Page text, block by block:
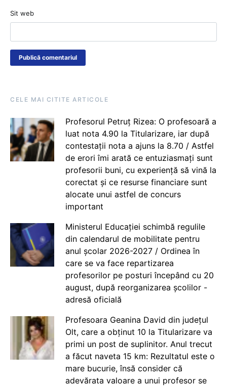
Sit web
CELE MAI CITITE ARTICOLE
Profesorul Petruț Rizea: O profesoară a
luat nota 4.90 la Titularizare, iar după
contestații nota a ajuns la 8.70 / Astfel
de erori îmi arată ce entuziasmați sunt
profesorii buni, cu experiență să vină la
corectat și ce resurse financiare sunt
alocate unui astfel de concurs
important
Ministerul Educației schimbă regulile
din calendarul de mobilitate pentru
anul școlar 2026-2027 / Ordinea în
care se va face repartizarea
profesorilor pe posturi începând cu 20
august, după reorganizarea școlilor -
adresă oficială
Profesoara Geanina David din județul
Olt, care a obținut 10 la Titularizare va
primi un post de suplinitor. Anul trecut
a făcut naveta 15 km: Rezultatul este o
mare bucurie, însă consider că
adevărata valoare a unui profesor se